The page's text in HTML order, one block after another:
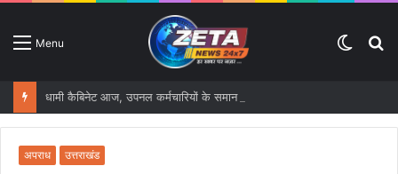
Menu
Switch
अपराध उत्तराखंड